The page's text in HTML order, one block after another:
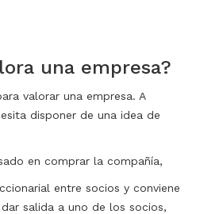
una empresa?
valorar una empresa. A
disponer de una idea de
en comprar la compañía,
entre socios y conviene
salida a uno de los socios,